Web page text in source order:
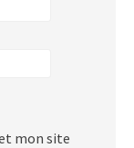
mon site